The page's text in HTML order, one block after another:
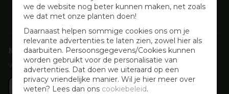
we de website nog beter kunnen maken, net zoals
we dat met onze planten doen!
Daarnaast helpen sommige cookies ons om je
relevante advertenties te laten zien, zowel hier als
daarbuiten. Persoonsgegevens/Cookies kunnen
worden gebruikt voor de personalisatie van
advertenties. Dat doen we uiteraard op een
privacy vriendelijke manier. Wil je hier meer over
weten? Lees dan ons cookiebeleid.
Nieuwsbrief aanmelden
Voor wekelijkse aanbiedingen, activiteiten en inspirerende tips